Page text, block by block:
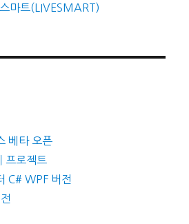
마트(LIVESMART)
베타 오픈
프로젝트
C# WPF 버전